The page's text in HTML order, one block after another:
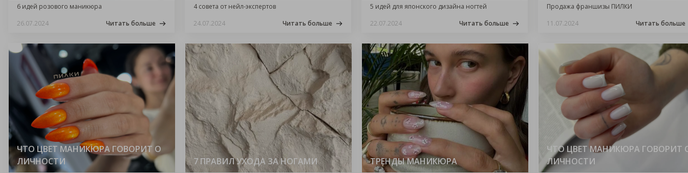
6 идей розового маникюра
26.07.2024
Читать больше
4 совета от нейл-экспертов
24.07.2024
Читать больше
5 идей для японского дизайна ногтей
22.07.2024
Читать больше
Продажа франшизы ПИЛКИ
11.07.2024
Читать больше
ЧТО ЦВЕТ МАНИКЮРА ГОВОРИТ О
ЛИЧНОСТИ
7 ПРАВИЛ УХОДА ЗА НОГАМИ ТРЕНДЫ МАНИКЮРА
ЧТО ЦВЕТ МАНИКЮРА ГОВОРИТ
ЛИЧНОСТИ